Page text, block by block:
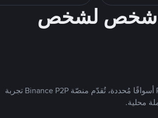
من شخص لشخص
بينما تستهدف العديد من منصّات تداول P2P أسواقًا مُحددة، تُقدّم منصّة Binance P2P تجربة